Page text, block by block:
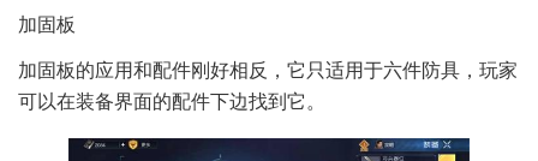
加固板
加固板的应用和配件刚好相反，它只适用于六件防具，玩家
可以在装备界面的配件下边找到它。